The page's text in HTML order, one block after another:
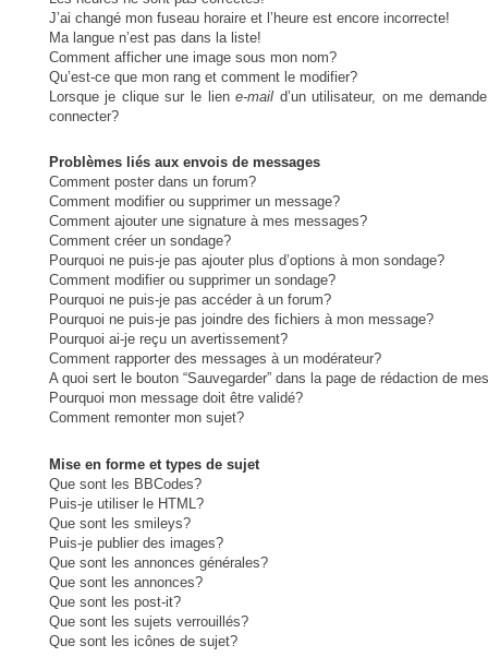
J’ai changé mon fuseau horaire et l’heure est encore incorrecte!
Ma langue n’est pas dans la liste!
Comment afficher une image sous mon nom?
Qu’est-ce que mon rang et comment le modifier?
Lorsque je clique sur le liene-mail d’un utilisateur, on me
connecter?
Problèmes liés aux envois de messages
Comment poster dans un forum?
Comment modifier ou supprimer un message?
Comment ajouter une signature à mes messages?
Comment créer un sondage?
Pourquoi ne puis-je pas ajouter plus d’options à mon sondage?
Comment modifier ou supprimer un sondage?
Pourquoi ne puis-je pas accéder à un forum?
Pourquoi ne puis-je pas joindre des fichiers à mon message?
Pourquoi ai-je reçu un avertissement?
Comment rapporter des messages à un modérateur?
A quoi sert le bouton “Sauvegarder” dans la page de rédaction de
Pourquoi mon message doit être validé?
Comment remonter mon sujet?
Mise en forme et types de sujet
Que sont les BBCodes?
Puis-je utiliser le HTML?
Que sont les smileys?
Puis-je publier des images?
Que sont les annonces générales?
Que sont les annonces?
Que sont les post-it?
Que sont les sujets verrouillés?
Que sont les icônes de sujet?